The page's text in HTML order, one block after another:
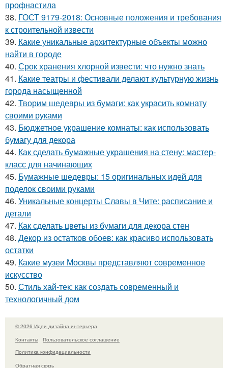
профнастила
38. ГОСТ 9179-2018: Основные положения и требования
к строительной извести
39. Какие уникальные архитектурные объекты можно
найти в городе
40. Срок хранения хлорной извести: что нужно знать
41. Какие театры и фестивали делают культурную жизнь
города насыщенной
42. Творим шедевры из бумаги: как украсить комнату
своими руками
43. Бюджетное украшение комнаты: как использовать
бумагу для декора
44. Как сделать бумажные украшения на стену: мастер-
класс для начинающих
45. Бумажные шедевры: 15 оригинальных идей для
поделок своими руками
46. Уникальные концерты Славы в Чите: расписание и
детали
47. Как сделать цветы из бумаги для декора стен
48. Декор из остатков обоев: как красиво использовать
остатки
49. Какие музеи Москвы представляют современное
искусство
50. Стиль хай-тек: как создать современный и
технологичный дом
© 2026 Идеи дизайна интерьера
Контакты
Пользовательское соглашение
Политика конфидециальности
Обратная связь